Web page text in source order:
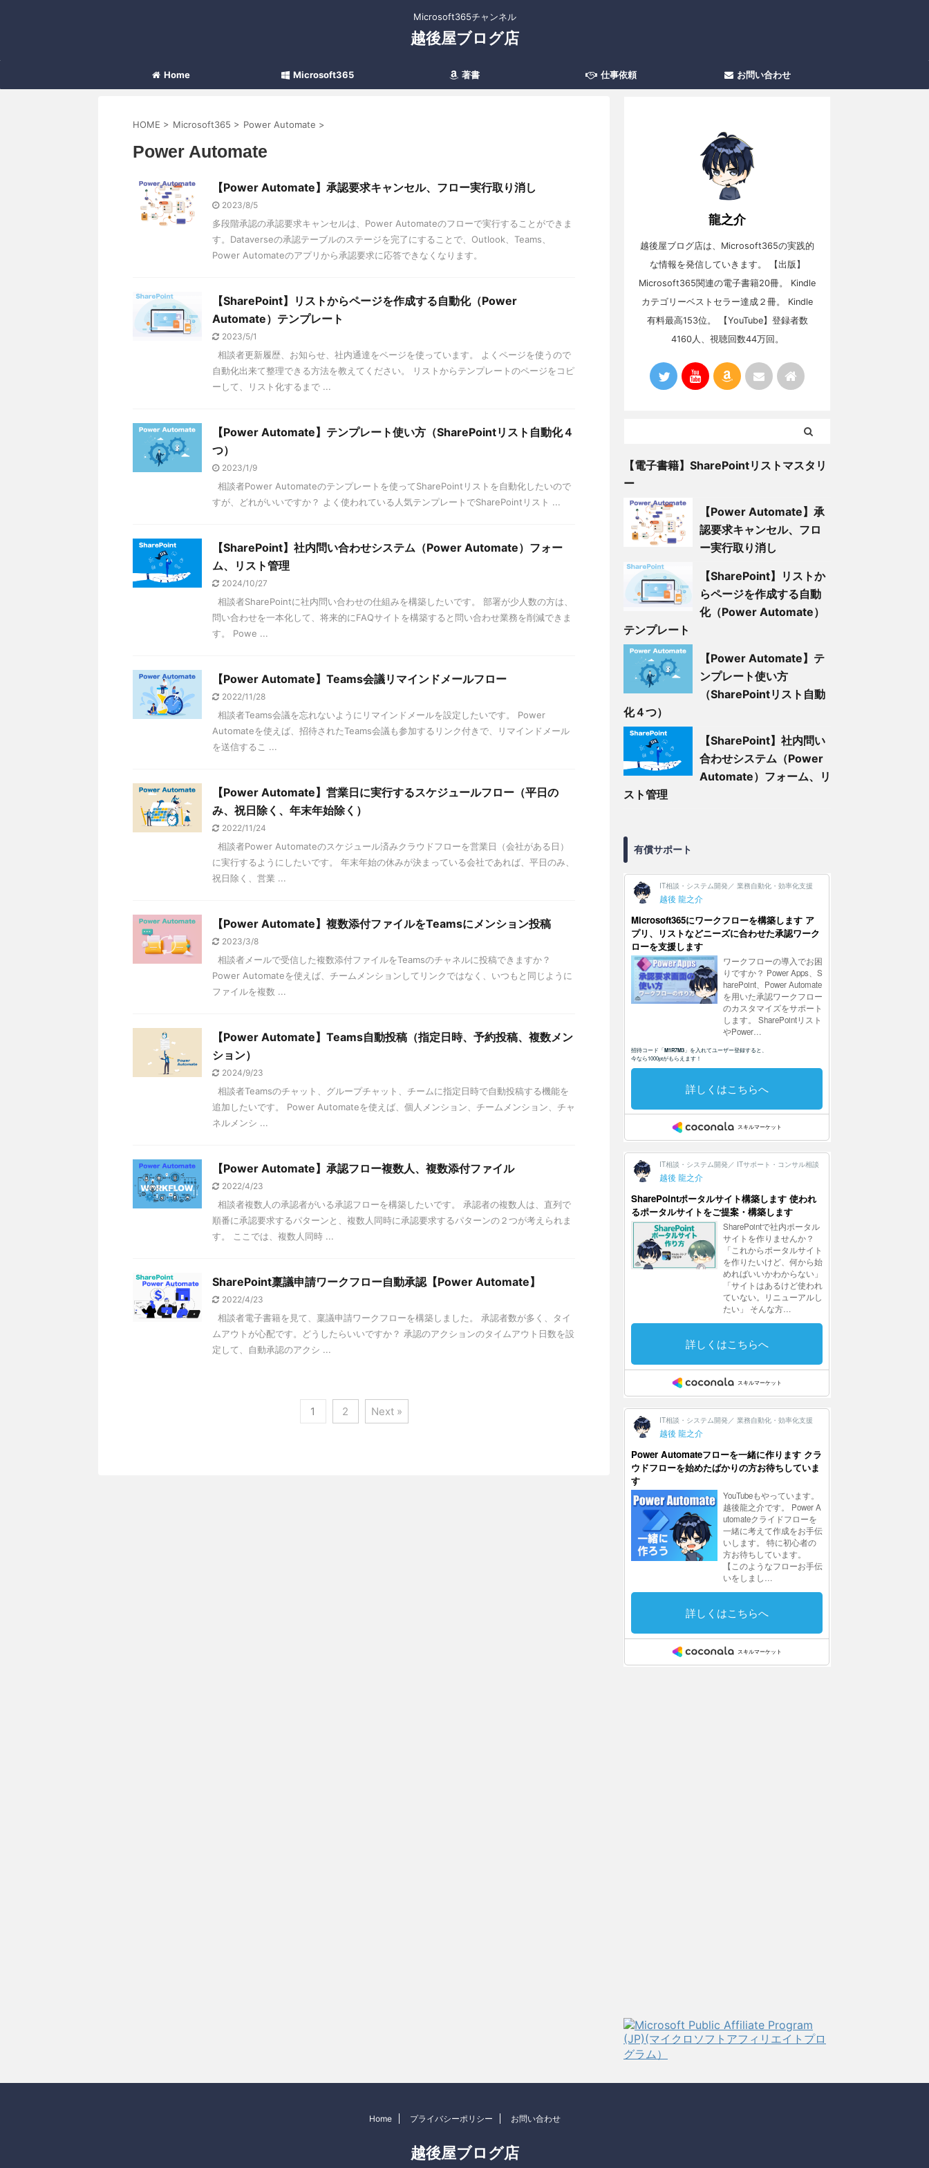
Microsoft365チャンネル
越後屋ブログ店
Home Microsoft365 著書 仕事依頼 お問い合わせ
HOME > Microsoft365 > Power Automate >
Power Automate
【Power Automate】承認要求キャンセル、フロー実行取り消し
2023/8/5
多段階承認の承認要求キャンセルは、Power Automateのフローで実行することができま
す。Dataverseの承認テーブルのステージを完了にすることで、Outlook、Teams、
Power Automateのアプリから承認要求に応答できなくなります。
【SharePoint】リストからページを作成する自動化（Power
Automate）テンプレート
2023/5/1
相談者更新履歴、お知らせ、社内通達をページを使っています。 よくページを使うので
自動化出来て整理できる方法を教えてください。 リストからテンプレートのページをコピ
ーして、リスト化するまで ...
【Power Automate】テンプレート使い方（SharePointリスト自動化４
つ）
2023/1/9
相談者Power Automateのテンプレートを使ってSharePointリストを自動化したいので
すが、どれがいいですか？ よく使われている人気テンプレートでSharePointリスト ...
【SharePoint】社内問い合わせシステム（Power Automate）フォー
ム、リスト管理
2024/10/27
相談者SharePointに社内問い合わせの仕組みを構築したいです。 部署が少人数の方は、
問い合わせを一本化して、将来的にFAQサイトを構築すると問い合わせ業務を削減できま
す。 Powe ...
【Power Automate】Teams会議リマインドメールフロー
2022/11/28
相談者Teams会議を忘れないようにリマインドメールを設定したいです。 Power
Automateを使えば、招待されたTeams会議も参加するリンク付きで、リマインドメール
を送信するこ ...
【Power Automate】営業日に実行するスケジュールフロー（平日の
み、祝日除く、年末年始除く）
2022/11/24
相談者Power Automateのスケジュール済みクラウドフローを営業日（会社がある日）
に実行するようにしたいです。 年末年始の休みが決まっている会社であれば、平日のみ、
祝日除く、営業 ...
【Power Automate】複数添付ファイルをTeamsにメンション投稿
2023/3/8
相談者メールで受信した複数添付ファイルをTeamsのチャネルに投稿できますか？
Power Automateを使えば、チームメンションしてリンクではなく、いつもと同じように
ファイルを複数 ...
【Power Automate】Teams自動投稿（指定日時、予約投稿、複数メン
ション）
2024/9/23
相談者Teamsのチャット、グループチャット、チームに指定日時で自動投稿する機能を
追加したいです。 Power Automateを使えば、個人メンション、チームメンション、チャ
ネルメンシ ...
【Power Automate】承認フロー複数人、複数添付ファイル
2022/4/23
相談者複数人の承認者がいる承認フローを構築したいです。 承認者の複数人は、直列で
順番に承認要求するパターンと、複数人同時に承認要求するパターンの２つが考えられま
す。 ここでは、複数人同時 ...
SharePoint稟議申請ワークフロー自動承認【Power Automate】
2022/4/23
相談者電子書籍を見て、稟議申請ワークフローを構築しました。 承認者数が多く、タイ
ムアウトが心配です。どうしたらいいですか？ 承認のアクションのタイムアウト日数を設
定して、自動承認のアクシ ...
1 2 Next »
龍之介
越後屋ブログ店は、Microsoft365の実践的
な情報を発信していきます。 【出版】
Microsoft365関連の電子書籍20冊。 Kindle
カテゴリーベストセラー達成２冊。 Kindle
有料最高153位。 【YouTube】登録者数
4160人、視聴回数44万回。
【電子書籍】SharePointリストマスタリ
ー
【Power Automate】承
認要求キャンセル、フロ
ー実行取り消し
【SharePoint】リストか
らページを作成する自動
化（Power Automate）
テンプレート
【Power Automate】テ
ンプレート使い方
（SharePointリスト自動
化４つ）
【SharePoint】社内問い
合わせシステム（Power
Automate）フォーム、リ
スト管理
有償サポート
Home プライバシーポリシー お問い合わせ
越後屋ブログ店